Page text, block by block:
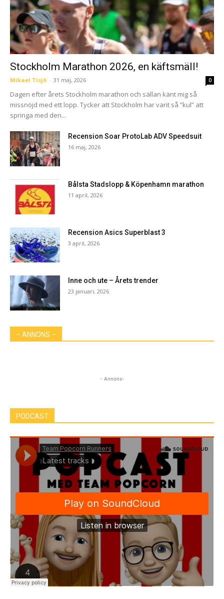
Stockholm Marathon 2026, en käftsmäll!
Mikael Tisjö - 31 maj, 2026 0
Dagen efter årets Stockholm marathon och sällan känt mig så
missnöjd med ett lopp. Tycker att Stockholm har varit så ”kul” att
springa med den...
Recension Soar ProtoLab ADV Speedsuit
16 maj, 2026
Bålsta Stadslopp & Köpenhamn marathon
11 april, 2026
Recension Asics Superblast 3
3 april, 2026
Inne och ute – Årets trender
23 januari, 2026
– ANNONS –
- Annons-
PODCAST